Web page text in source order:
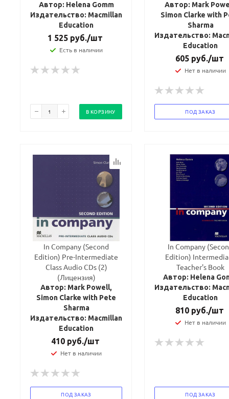
Автор: Helena Gomm
Издательство: Macmillan
Education
1 525 руб./шт
Есть в наличии
В КОРЗИНУ
Автор: Mark
Simon Clarke with
Sharma
Издательство:
Education
605руб./шт
Нет в наличии
ПОД ЗАКАЗ
In Company (Second
Edition) Pre-Intermediate
Class Audio CDs (2)
(Лицензия)
Автор: Mark Powell,
Simon Clarke with Pete
Sharma
Издательство: Macmillan
Education
410руб./шт
Нет в наличии
ПОД ЗАКАЗ
In Company
Edition)
Teacher's Book
Автор: Helena
Издательство:
Education
810руб./шт
Нет в наличии
ПОД ЗАКАЗ